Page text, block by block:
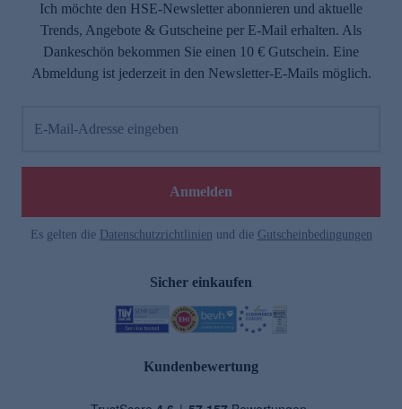
Ich möchte den HSE-Newsletter abonnieren und aktuelle
Trends, Angebote & Gutscheine per E-Mail erhalten. Als
Dankeschön bekommen Sie einen 10 € Gutschein. Eine
Abmeldung ist jederzeit in den Newsletter-E-Mails möglich.
E-Mail-Adresse eingeben
Anmelden
Es gelten die Datenschutzrichtlinien und die Gutscheinbedingungen
Sicher einkaufen
Kundenbewertung